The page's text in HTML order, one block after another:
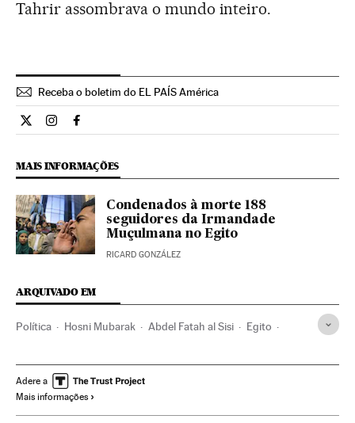
Tahrir assombrava o mundo inteiro.
Receba o boletim do EL PAÍS América
Internacional El País Brasil en Twitter
Internacional El País Brasil en Instagram
Internacional El País Brasil en Facebook
MAIS INFORMAÇÕES
Condenados à morte 188
seguidores da Irmandade
Muçulmana no Egito
RICARD GONZÁLEZ
ARQUIVADO EM
Política Hosni Mubarak Abdel Fatah al Sisi Egito
Conflitos políticos Ásia
Mal-estar social
Adere a
Mais informações